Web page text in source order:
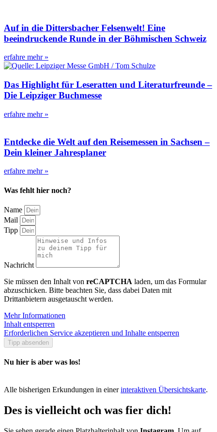
Auf in die Dittersbacher Felsenwelt! Eine
beeindruckende Runde in der Böhmischen Schweiz
erfahre mehr »
Das Highlight für Leseratten und Literaturfreunde –
Die Leipziger Buchmesse
erfahre mehr »
Entdecke die Welt auf den Reisemessen in Sachsen –
Dein kleiner Jahresplaner
erfahre mehr »
Was fehlt hier noch?
Name
Mail
Tipp
Nachricht
Sie müssen den Inhalt von reCAPTCHA laden, um das Formular
abzuschicken. Bitte beachten Sie, dass dabei Daten mit
Drittanbietern ausgetauscht werden.
Mehr Informationen
Inhalt entsperren
Erforderlichen Service akzeptieren und Inhalte entsperren
Tipp absenden
Nu hier is aber was los!
Alle bisherigen Erkundungen in einerinteraktiven Übersichtskarte.
Des is vielleicht och was fier dich!